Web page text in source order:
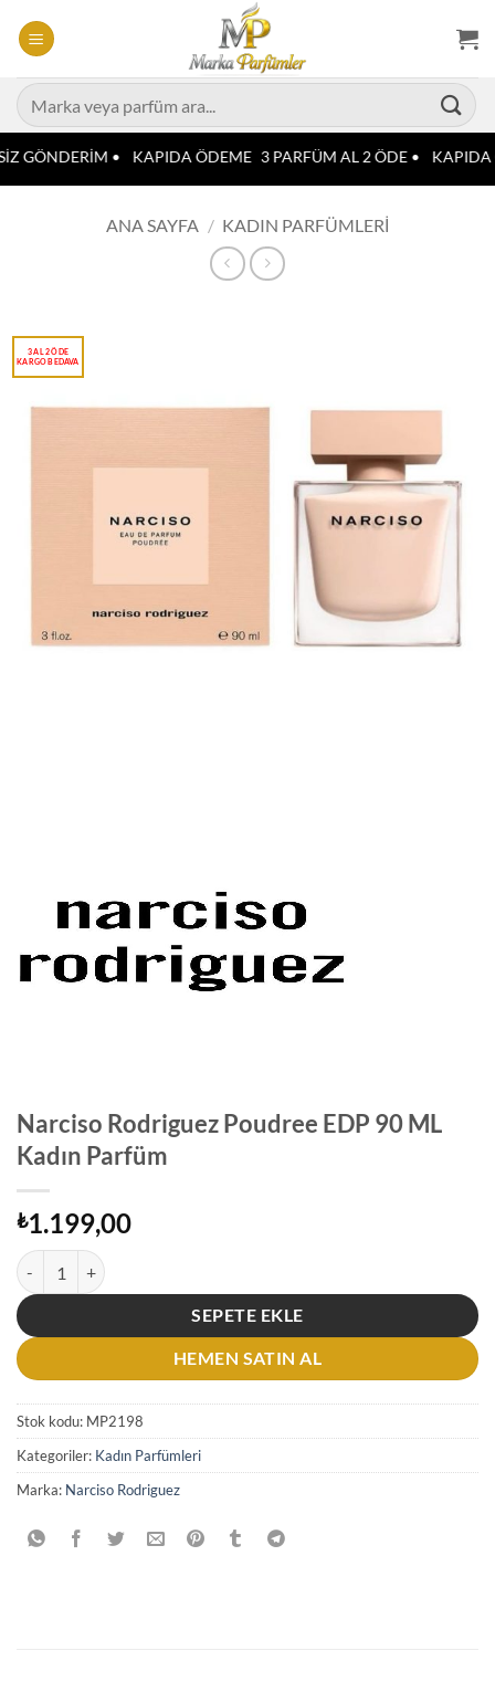
atla
Ara:
GÖNDERİM • KAPIDA ÖDEME 3 PARFÜM AL 2 ÖDE • KAPIDA
ANA SAYFA / KADIN PARFÜMLERI
Narciso Rodriguez Poudree EDP 90 ML
Kadın Parfüm
₺1.199,00
Narciso Rodriguez Poudree EDP 90 ML Kadın Parfüm adet
SEPETE EKLE
HEMEN SATIN AL
Stok kodu: MP2198
Kategoriler: Kadın Parfümleri
Marka: Narciso Rodriguez